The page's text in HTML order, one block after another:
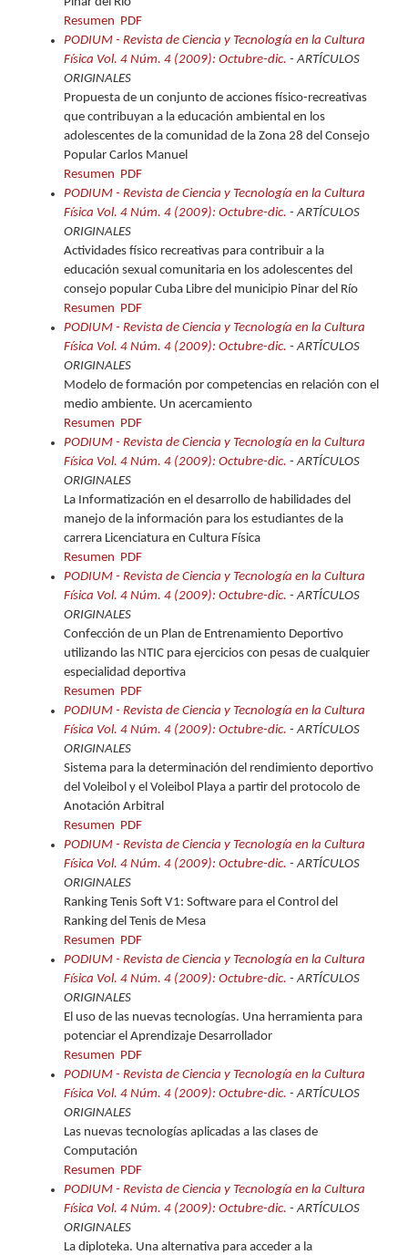
Resumen PDF
PODIUM - Revista de Ciencia y Tecnología en la Cultura
Física Vol. 4 Núm. 4 (2009): Octubre-dic. - ARTÍCULOS
ORIGINALES
Propuesta de un conjunto de acciones físico-recreativas
que contribuyan a la educación ambiental en los
adolescentes de la comunidad de la Zona 28 del Consejo
Popular Carlos Manuel
Resumen PDF
PODIUM - Revista de Ciencia y Tecnología en la Cultura
Física Vol. 4 Núm. 4 (2009): Octubre-dic. - ARTÍCULOS
ORIGINALES
Actividades físico recreativas para contribuir a la
educación sexual comunitaria en los adolescentes del
consejo popular Cuba Libre del municipio Pinar del Río
Resumen PDF
PODIUM - Revista de Ciencia y Tecnología en la Cultura
Física Vol. 4 Núm. 4 (2009): Octubre-dic. - ARTÍCULOS
ORIGINALES
Modelo de formación por competencias en relación con el
medio ambiente. Un acercamiento
Resumen PDF
PODIUM - Revista de Ciencia y Tecnología en la Cultura
Física Vol. 4 Núm. 4 (2009): Octubre-dic. - ARTÍCULOS
ORIGINALES
La Informatización en el desarrollo de habilidades del
manejo de la información para los estudiantes de la
carrera Licenciatura en Cultura Física
Resumen PDF
PODIUM - Revista de Ciencia y Tecnología en la Cultura
Física Vol. 4 Núm. 4 (2009): Octubre-dic. - ARTÍCULOS
ORIGINALES
Confección de un Plan de Entrenamiento Deportivo
utilizando las NTIC para ejercicios con pesas de cualquier
especialidad deportiva
Resumen PDF
PODIUM - Revista de Ciencia y Tecnología en la Cultura
Física Vol. 4 Núm. 4 (2009): Octubre-dic. - ARTÍCULOS
ORIGINALES
Sistema para la determinación del rendimiento deportivo
del Voleibol y el Voleibol Playa a partir del protocolo de
Anotación Arbitral
Resumen PDF
PODIUM - Revista de Ciencia y Tecnología en la Cultura
Física Vol. 4 Núm. 4 (2009): Octubre-dic. - ARTÍCULOS
ORIGINALES
Ranking Tenis Soft V1: Software para el Control del
Ranking del Tenis de Mesa
Resumen PDF
PODIUM - Revista de Ciencia y Tecnología en la Cultura
Física Vol. 4 Núm. 4 (2009): Octubre-dic. - ARTÍCULOS
ORIGINALES
El uso de las nuevas tecnologías. Una herramienta para
potenciar el Aprendizaje Desarrollador
Resumen PDF
PODIUM - Revista de Ciencia y Tecnología en la Cultura
Física Vol. 4 Núm. 4 (2009): Octubre-dic. - ARTÍCULOS
ORIGINALES
Las nuevas tecnologías aplicadas a las clases de
Computación
Resumen PDF
PODIUM - Revista de Ciencia y Tecnología en la Cultura
Física Vol. 4 Núm. 4 (2009): Octubre-dic. - ARTÍCULOS
ORIGINALES
La diploteka. Una alternativa para acceder a la